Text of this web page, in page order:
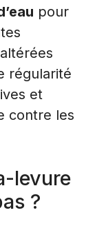
pour
régularité
et
contre les
levure
?